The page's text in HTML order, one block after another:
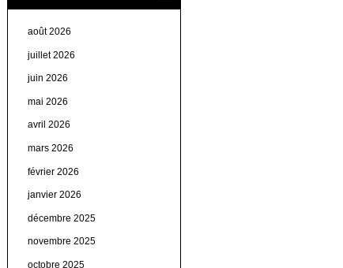
août 2026
juillet 2026
juin 2026
mai 2026
avril 2026
mars 2026
février 2026
janvier 2026
décembre 2025
novembre 2025
octobre 2025